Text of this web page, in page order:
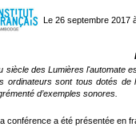
Le 26 septembre 2017
siècle des Lumières l'automate
ordinateurs sont tous dotés de
d’exemples sonores.
conférence a été présentée en